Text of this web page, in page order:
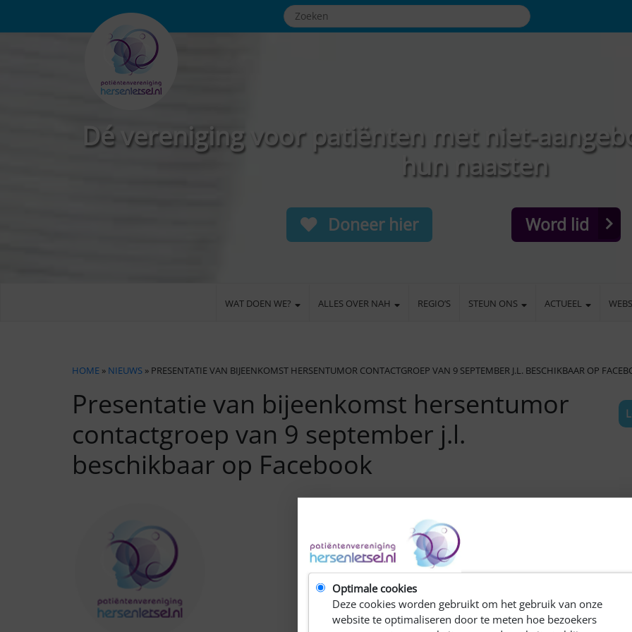
Dé vereniging voor patiënten met niet-
hun naasten
Doneer hier Word lid
WAT DOEN WE? ALLES OVER NAH REGIO’S STEUN ONS ACTUEEL
HOME » NIEUWS » PRESENTATIE VAN BIJEENKOMST HERSENTUMOR CONTACTGROEP VAN 9 SEPTEMBER J.L. BESCHIKBAAR OP
Presentatie van bijeenkomst hersentumor
contactgroep van 9 september j.l.
beschikbaar op Facebook
Optimale cookies
Deze cookies worden gebruikt om het gebruik van onze
website te optimaliseren door te meten hoe bezoekers